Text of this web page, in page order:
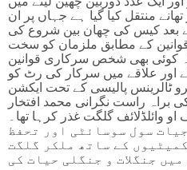
منتقل کیا گیا ہے جہاں پر ان
بعد کیس کی چھان بین شروع کی
کے مطابق ملزمان کو سخت
کوئی بھی شخص سرکاری قوانین
اور علاقے میں سرکار کی رٹ کو
ٹالرینس پالیسی کے تحت ایکشن
براہ راست نگرانی محمد افتخار
او وائلڈلائف گلگت غذر کرہا تھا۔
سول سوسائٹی اور تحفظ
کے ساتھ ملکر گلگت
میں جنگلات و جنگلی حیات کی